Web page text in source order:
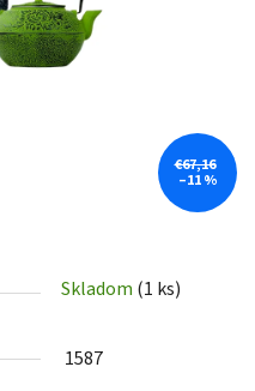
Skladom (1 ks)
1587
€67,16
–11 %